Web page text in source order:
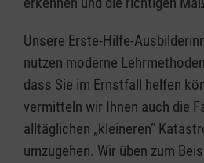
Unsere Erste-Hilfe-
nutzen moderne
dass Sie im Ernstfall helfen
vermitteln wir Ihnen auch die
alltäglichen „kleineren”
umzugehen. Wir üben zum